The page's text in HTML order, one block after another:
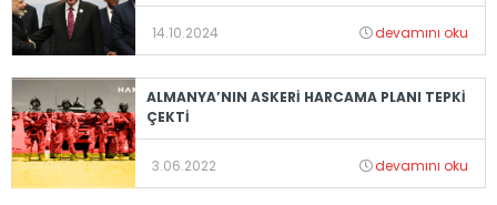
14.10.2024 devamını oku
ALMANYA’NIN ASKERİ HARCAMA PLANI TEPKİ
ÇEKTİ
3.06.2022 devamını oku